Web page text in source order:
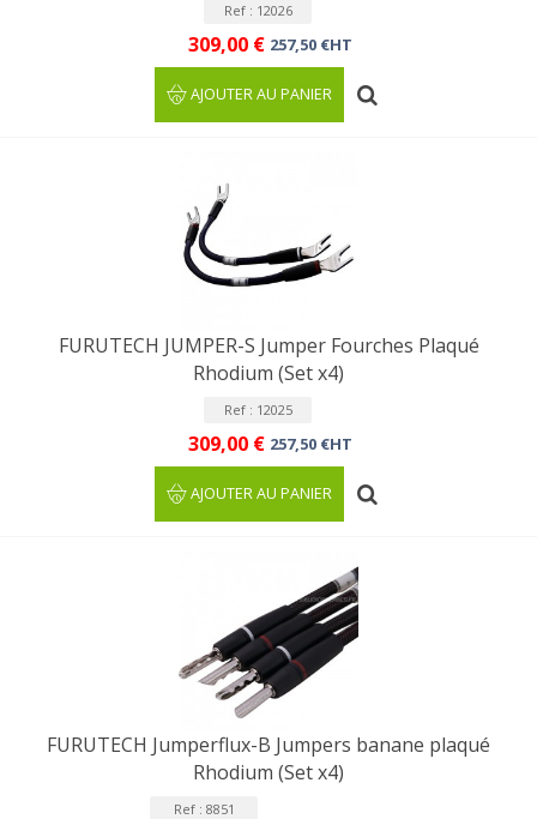
Ref : 12026
309,00 € 257,50 €HT
AJOUTER AU PANIER
FURUTECH JUMPER-S Jumper Fourches Plaqué
Rhodium (Set x4)
Ref : 12025
309,00 € 257,50 €HT
AJOUTER AU PANIER
FURUTECH Jumperflux-B Jumpers banane plaqué
Rhodium (Set x4)
Ref : 8851